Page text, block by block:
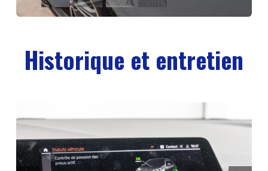
Historique et entretien